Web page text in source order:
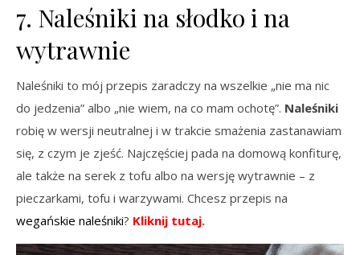
7. Naleśniki na słodko i na
wytrawnie
Naleśniki to mój przepis zaradczy na wszelkie „nie ma nic
do jedzenia” albo „nie wiem, na co mam ochotę”. Naleśniki
robię w wersji neutralnej i w trakcie smażenia zastanawiam
się, z czym je zjeść. Najczęściej pada na domową konfiturę,
ale także na serek z tofu albo na wersję wytrawnie – z
pieczarkami, tofu i warzywami. Chcesz przepis na
wegańskie naleśniki? Kliknij tutaj.